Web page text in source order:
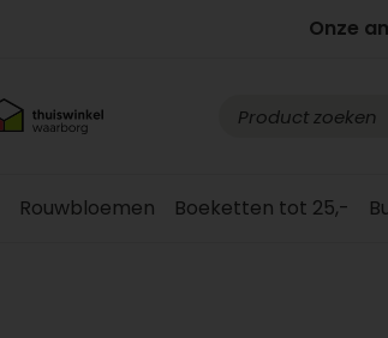
Onze
Rouwbloemen Boeketten tot 25,-